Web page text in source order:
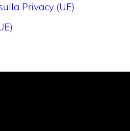
Privacy (UE)